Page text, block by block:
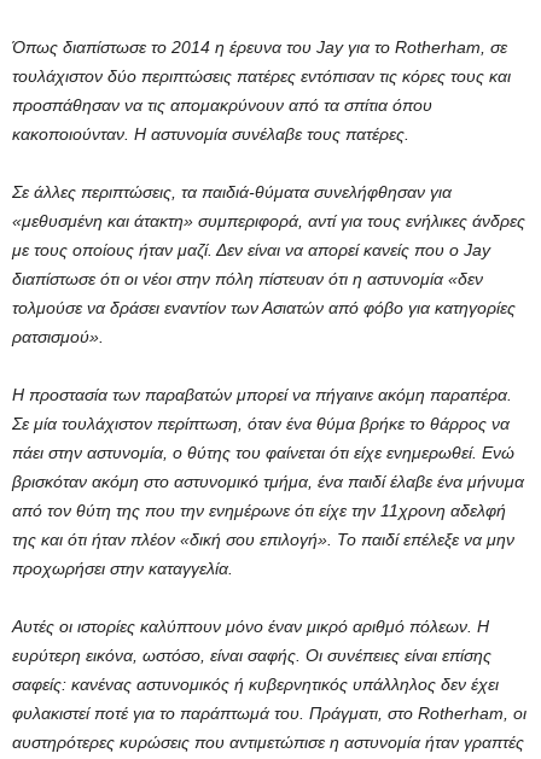
Όπως διαπίστωσε το 2014 η έρευνα του Jay για το Rotherham, σε
τουλάχιστον δύο περιπτώσεις πατέρες εντόπισαν τις κόρες τους και
προσπάθησαν να τις απομακρύνουν από τα σπίτια όπου
κακοποιούνταν. Η αστυνομία συνέλαβε τους πατέρες.
Σε άλλες περιπτώσεις, τα παιδιά-θύματα συνελήφθησαν για
«μεθυσμένη και άτακτη» συμπεριφορά, αντί για τους ενήλικες άνδρες
με τους οποίους ήταν μαζί. Δεν είναι να απορεί κανείς που ο Jay
διαπίστωσε ότι οι νέοι στην πόλη πίστευαν ότι η αστυνομία «δεν
τολμούσε να δράσει εναντίον των Ασιατών από φόβο για κατηγορίες
ρατσισμού».
Η προστασία των παραβατών μπορεί να πήγαινε ακόμη παραπέρα.
Σε μία τουλάχιστον περίπτωση, όταν ένα θύμα βρήκε το θάρρος να
πάει στην αστυνομία, ο θύτης του φαίνεται ότι είχε ενημερωθεί. Ενώ
βρισκόταν ακόμη στο αστυνομικό τμήμα, ένα παιδί έλαβε ένα μήνυμα
από τον θύτη της που την ενημέρωνε ότι είχε την 11χρονη αδελφή
της και ότι ήταν πλέον «δική σου επιλογή». Το παιδί επέλεξε να μην
προχωρήσει στην καταγγελία.
Αυτές οι ιστορίες καλύπτουν μόνο έναν μικρό αριθμό πόλεων. Η
ευρύτερη εικόνα, ωστόσο, είναι σαφής. Οι συνέπειες είναι επίσης
σαφείς: κανένας αστυνομικός ή κυβερνητικός υπάλληλος δεν έχει
φυλακιστεί ποτέ για το παράπτωμά του. Πράγματι, στο Rotherham, οι
αυστηρότερες κυρώσεις που αντιμετώπισε η αστυνομία ήταν γραπτές